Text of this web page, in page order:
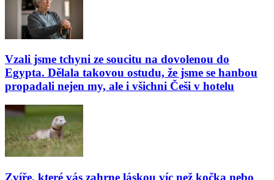
Vzali jsme tchyni ze soucitu na dovolenou do
Egypta. Dělala takovou ostudu, že jsme se hanbou
propadali nejen my, ale i všichni Češi v hotelu
Zvíře, které vás zahrne láskou víc než kočka nebo